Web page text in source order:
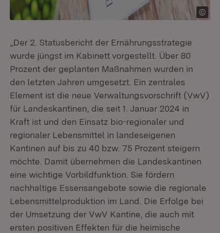
„Der 2. Statusbericht der Ernährungsstrategie
wurde jüngst im Kabinettvorgestellt. Über 80
Prozent der geplanten Maßnahmen wurden in
den letzten Jahren umgesetzt. Ein zentrales
Element ist die neue Verwaltungsvorschrift (VwV)
für Landeskantinen, die seit 1. Januar 2024 in
Kraft ist und den Einsatz bio-regionaler und
regionaler Lebensmittel in landeseigenen
Kantinen auf bis zu 40 bzw. 75 Prozent steigern
möchte. Damit übernehmen die Landeskantinen
eine wichtige Vorbildfunktion. Sie fördern
nachhaltige Essensangebote sowie die regionale
Lebensmittelproduktion im Land. Die Erfolge bei
der Umsetzung der VwV Kantine, die auch mit
ersten positiven Effekten für die heimische